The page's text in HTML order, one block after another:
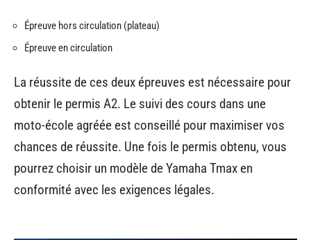
Épreuve hors circulation (plateau)
Épreuve en circulation
La réussite de ces deux épreuves est nécessaire pour
obtenir le permis A2. Le suivi des cours dans une
moto-école agréée est conseillé pour maximiser vos
chances de réussite. Une fois le permis obtenu, vous
pourrez choisir un modèle de Yamaha Tmax en
conformité avec les exigences légales.